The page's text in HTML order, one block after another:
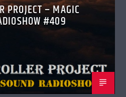
PROJECT – MAGIC
#409